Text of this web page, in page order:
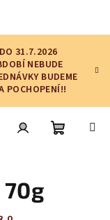
31.7.2026
NEBUDE
BUDEME
POCHOPENÍ!!